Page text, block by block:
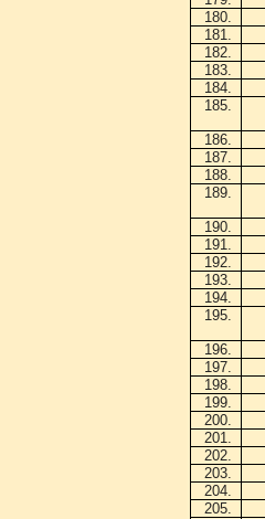
180.
181.
182.
183.
184.
185.
186.
187.
188.
189.
190.
191.
192.
193.
194.
195.
196.
197.
198.
199.
200.
201.
202.
203.
204.
205.